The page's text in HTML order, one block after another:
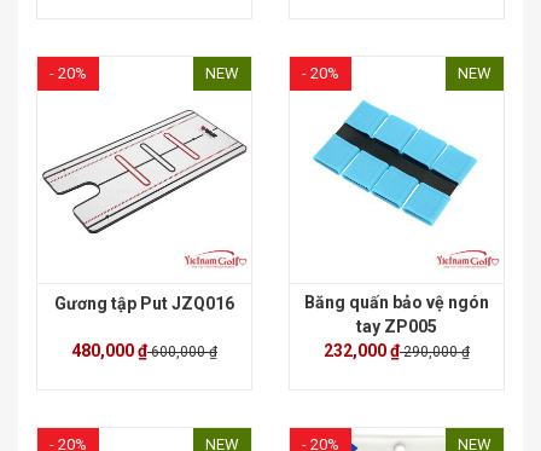
- 20% NEW
Gương tập Put JZQ016
480,000 ₫600,000 ₫
- 20% NEW
Băng quấn bảo vệ ngón
tay ZP005
232,000 ₫290,000 ₫
- 20% NEW - 20% NEW